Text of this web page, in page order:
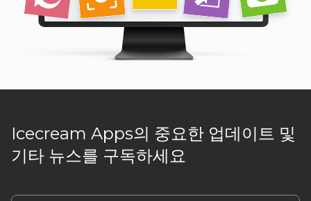
Icecream Apps의 중요한 업데이트 및
기타 뉴스를 구독하세요